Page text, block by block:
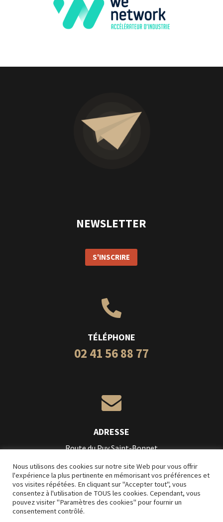
NEWSLETTER
S'INSCRIRE

TÉLÉPHONE
02 41 56 88 77

ADRESSE
Route du Puy Saint-Bonnet
CréationL’Impression Créative
Mentions légales
Conditions Générales de Vente
Nous utilisons des cookies sur notre site Web pour vous offrir
l'expérience la plus pertinente en mémorisant vos préférences et
vos visites répétées. En cliquant sur "Accepter tout", vous
consentez à l'utilisation de TOUS les cookies. Cependant, vous
pouvez visiter "Paramètres des cookies" pour fournir un
consentement contrôlé.